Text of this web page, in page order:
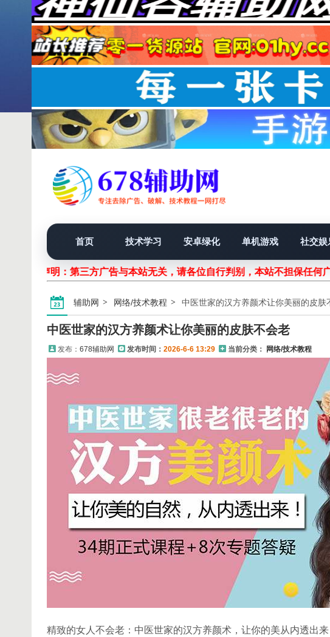
首页 技术学习 安卓绿化 单机游戏 社交娱
声明：第三方广告与本站无关，请各位自行判别，本站不担保任
辅助网 网络/技术教程 中医世家的汉方养颜术让你美丽的皮肤
中医世家的汉方养颜术让你美丽的皮肤不会老
发布： 678辅助网 发布时间： 2026-6-6 13:29 当前分类： 网络/技术教程
精致的女人不会老：中医世家的汉方养颜术，让你的美从内透出来